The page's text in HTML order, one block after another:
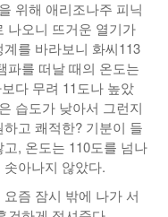
위해 애리조나주 피닉
나오니 뜨거운 열기가
를 바라보니 화씨113
파를 떠날 때의 온도는
다 무려 11도나 높았
습도가 낮아서 그런지
고 쾌적한? 기분이 들
, 온도는 110도를 넘나
아나지 않았다.
즘 잠시 밖에 나가 서